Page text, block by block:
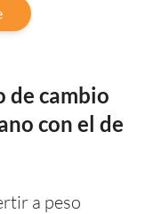
de cambio
con el de
a peso